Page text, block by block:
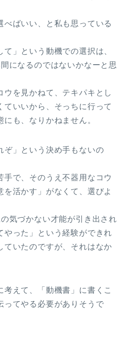
べばいい、と私も思っている
て」という動機での選択は、
になるのではないかなーと思
ウを見かねて、テキパキとし
ていいから、そっちに行って
も、なりかねません。
ぞ」という決め手もないの
手で、そのうえ不器用なコウ
を活かす」がなくて、選びよ
気づかない才能が引き出され
やった」という経験ができれ
ていたのですが、それはなか
えて、「動機書」に書くこ
ってやる必要がありそうで